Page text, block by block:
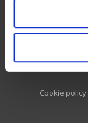
Cookie policy